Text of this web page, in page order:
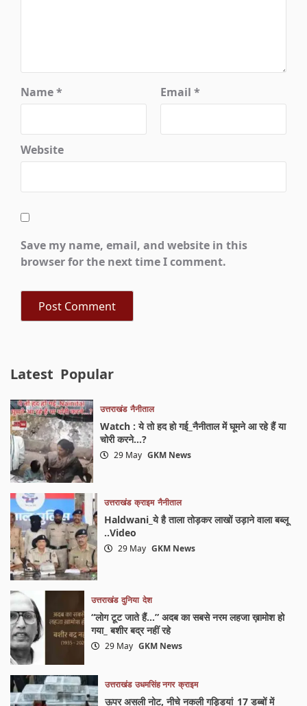
Name* Email *
Website
Save my name, email, and website in this
browser for the next time I comment.
Latest Popular
उत्तराखंड नैनीताल
Watch : ये तो हद हो गई_नैनीताल में घूमने आ रहे हैं या
चोरी करने…?
29 May GKM News
उत्तराखंड क्राइम नैनीताल
Haldwani_ये है ताला तोड़कर लाखों उड़ाने वाला बब्लू
..Video
29 May GKM News
उत्तराखंड दुनिया देश
“लोग टूट जाते हैं…” अदब का सबसे नरम लहजा ख़ामोश हो
गया_ बशीर बद्र नहीं रहे
29 May GKM News
उत्तराखंड उधमसिंह नगर क्राइम
ऊपर असली नोट, नीचे नकली गड्डियां_17 डब्बों में